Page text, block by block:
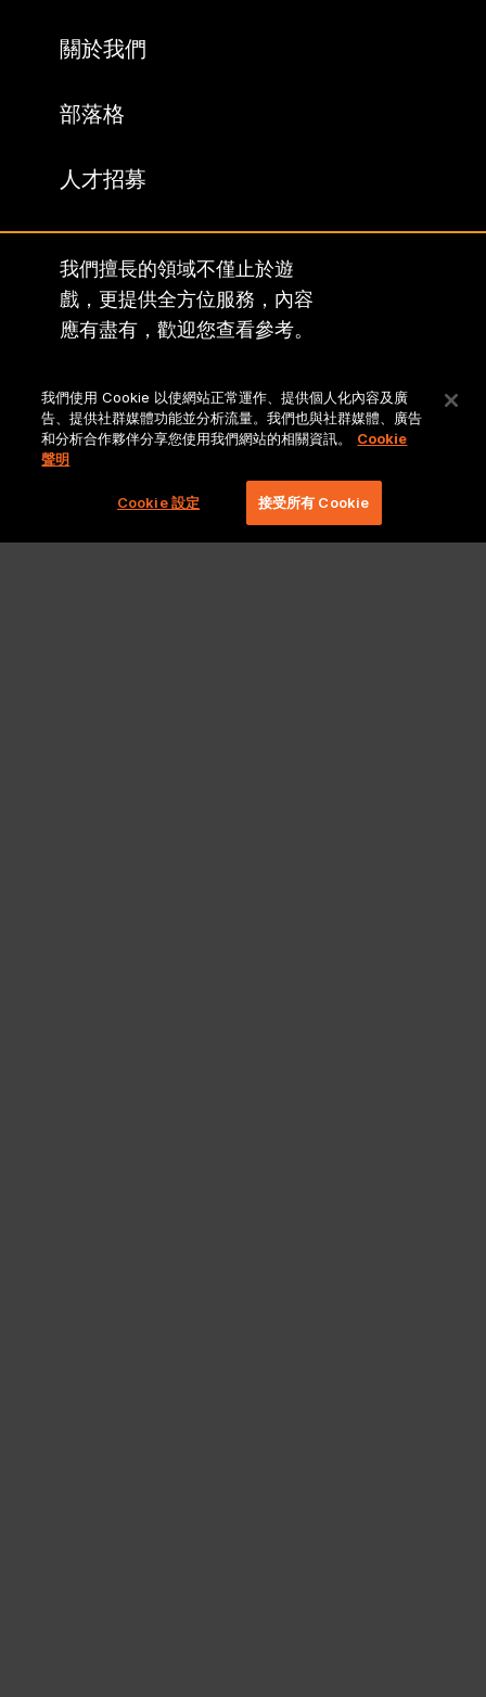
關於我們
部落格
人才招募
我們擅長的領域不僅止於遊
戲，更提供全方位服務，內容
應有盡有，歡迎您查看參考。
法律聲明與政策
我們使用 Cookie 以使網站正常運作、提供個人化內容及廣
告、提供社群媒體功能並分析流量。我們也與社群媒體、廣告
和分析合作夥伴分享您使用我們網站的相關資訊。
Cookie
聲明
Cookie 設定 接受所有 Cookie